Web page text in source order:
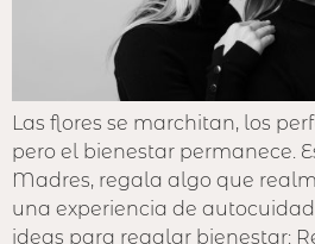
Las flores se marchitan, los
pero el bienestar permanece.
Madres, regala algo que
una experiencia de
ideas para regalar bienestar: